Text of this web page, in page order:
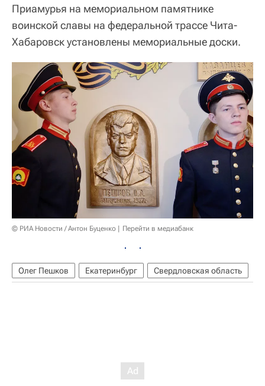
Приамурья на мемориальном памятнике
воинской славы на федеральной трассе Чита-
Хабаровск установлены мемориальные доски.
© РИА Новости / Антон Буценко Перейти в медиабанк
Олег Пешков Екатеринбург Свердловская область